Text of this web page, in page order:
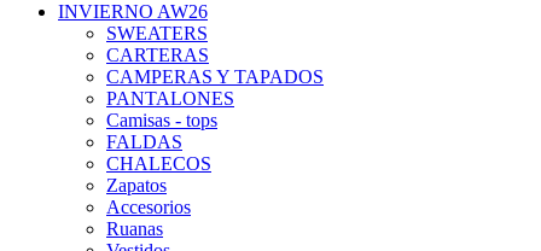
INVIERNO AW26
SWEATERS
CARTERAS
CAMPERAS Y TAPADOS
PANTALONES
Camisas - tops
FALDAS
CHALECOS
Zapatos
Accesorios
Ruanas